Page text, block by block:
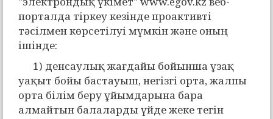
порталда тіркеу кезінде проактивті
тәсілмен көрсетілуі мүмкін және оның
ішінде:
1) денсаулық жағдайы бойынша ұзақ
уақыт бойы бастауыш, негізгі орта, жалпы
орта білім беру ұйымдарына бара
алмайтын балаларды үйде жеке тегін